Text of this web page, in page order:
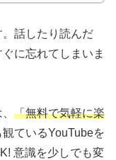
話したり読んだ
に忘れてしまいま
「無料で気軽に楽
ているYouTubeを
意識を少しでも変